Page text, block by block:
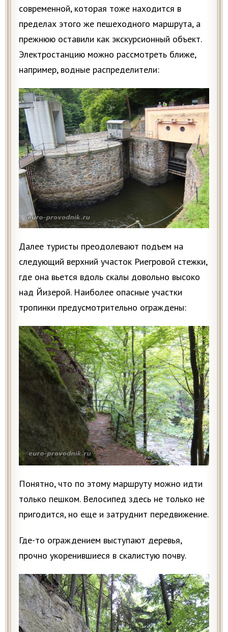
современной, которая тоже находится в
пределах этого же пешеходного маршрута, а
прежнюю оставили как экскурсионный объект.
Электростанцию можно рассмотреть ближе,
например, водные распределители:
Далее туристы преодолевают подъем на
следующий верхний участок Риегровой стежки,
где она вьется вдоль скалы довольно высоко
над Йизерой. Наиболее опасные участки
тропинки предусмотрительно ограждены:
Понятно, что по этому маршруту можно идти
только пешком. Велосипед здесь не только не
пригодится, но еще и затруднит передвижение.
Где-то ограждением выступают деревья,
прочно укоренившиеся в скалистую почву.